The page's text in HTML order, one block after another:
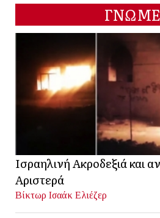
Ισραηλινή Ακροδεξιά και
Αριστερά
Βίκτωρ Ισαάκ Ελιέζερ